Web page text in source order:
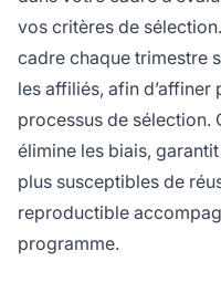
vos critères de
cadre chaque trimestre
les affiliés, afin
processus de sélection.
élimine les biais,
plus susceptibles de
reproductible
programme.